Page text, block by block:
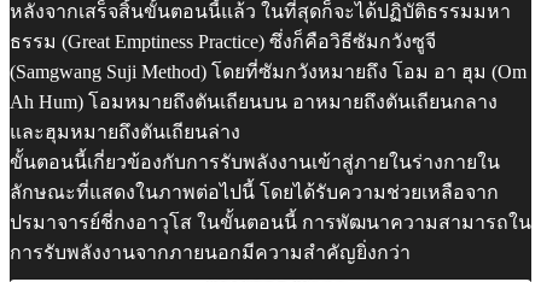
หลังจากเสร็จสิ้นขั้นตอนนี้แล้ว ในที่สุดก็จะได้ปฏิบัติธรรมมหา
ธรรม (Great Emptiness Practice) ซึ่งก็คือวิธีซัมกวังซูจี
(Samgwang Suji Method) โดยที่ซัมกวังหมายถึง โอม อา ฮุม (Om
Ah Hum) โอมหมายถึงตันเถียนบน อาหมายถึงตันเถียนกลาง
และฮุมหมายถึงตันเถียนล่าง
ขั้นตอนนี้เกี่ยวข้องกับการรับพลังงานเข้าสู่ภายในร่างกายใน
ลักษณะที่แสดงในภาพต่อไปนี้ โดยได้รับความช่วยเหลือจาก
ปรมาจารย์ชี่กงอาวุโส ในขั้นตอนนี้ การพัฒนาความสามารถใน
การรับพลังงานจากภายนอกมีความสำคัญยิ่งกว่า